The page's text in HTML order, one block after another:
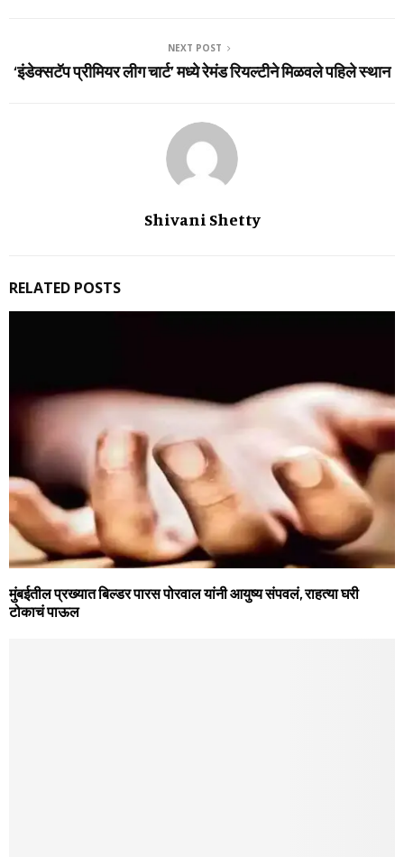
NEXT POST
‘इंडेक्सटॅप प्रीमियर लीग चार्ट’ मध्ये रेमंड रियल्टीने मिळवले पहिले स्थान
Shivani Shetty
RELATED POSTS
मुंबईतील प्रख्यात बिल्डर पारस पोरवाल यांनी आयुष्य संपवलं, राहत्या घरी
टोकाचं पाऊल